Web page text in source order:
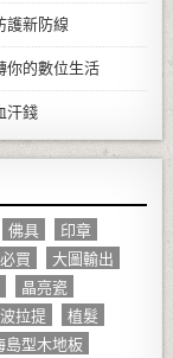
護新防線
你的數位生活
汗錢
佛具
印章
買
大圖輸出
晶亮瓷
拉提
植髮
島型木地板